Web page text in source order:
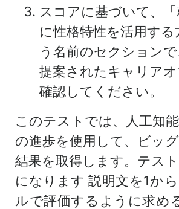
スコアに基づいて、「
に性格特性を活用する
う名前のセクション
提案されたキャリア
確認してください。
このテストでは、人工知
の進歩を使用して、ビッ
結果を取得します。テス
になります 説明文を1か
ルで評価するように求め